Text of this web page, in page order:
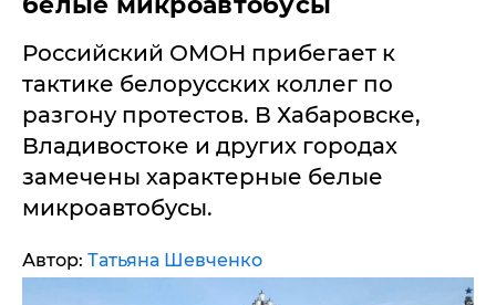
Российский ОМОН прибегает к
тактике белорусских коллег по
разгону протестов. В Хабаровске,
Владивостоке и других городах
замечены характерные белые
микроавтобусы.
Автор: Татьяна Шевченко